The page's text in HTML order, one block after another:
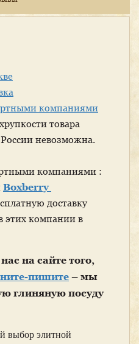
компаниями
товара
невозможна.
компаниями :
Boxberry
доставку
этих компании в
на сайте того,
пишите – мы
глиняную посуду
выбор элитной